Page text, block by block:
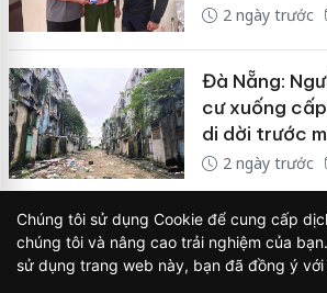
2 ngày trước
Đà Nẵng:
cư xuống
di dời trước
2 ngày trước
Thời tiết
diễn mưa lớn,
Nam Bộ
Chúng tôi sử dụng Cookie để cung cấp
chúng tôi và nâng cao trải nghiệm của
sử dụng trang web này, bạn đã đồng ý với